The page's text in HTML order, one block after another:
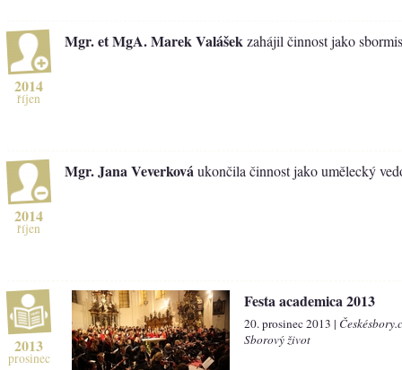
2014
říjen
Mgr. et MgA. Marek Valášek zahájil činnost jako
2014
říjen
Mgr. Jana Veverková ukončila činnost jako umělecký
2013
prosinec
Festa academica 2013
20. prosinec 2013 |
Sborový život